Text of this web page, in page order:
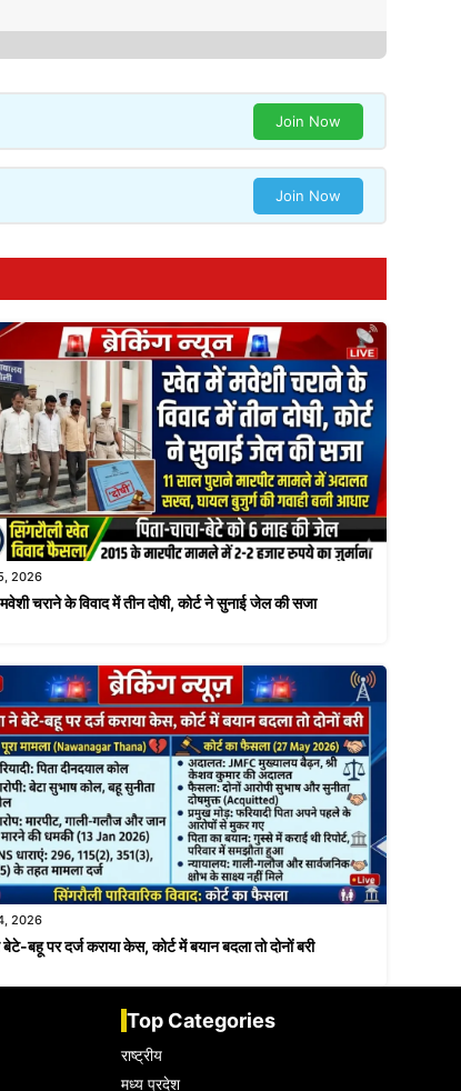
Join Now
Join Now
2026
चराने के विवाद में तीन दोषी, कोर्ट ने सुनाई जेल की सजा
2026
बेटे-बहू पर दर्ज कराया केस, कोर्ट में बयान बदला तो दोनों बरी
Top Categories
राष्ट्रीय
मध्य प्रदेश